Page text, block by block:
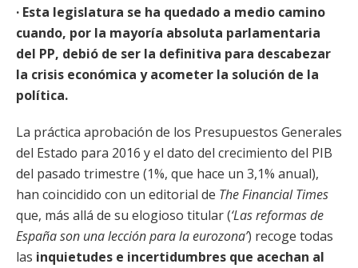
· Esta legislatura se ha quedado a medio camino
cuando, por la mayoría absoluta parlamentaria
del PP, debió de ser la definitiva para descabezar
la crisis económica y acometer la solución de la
política.
La práctica aprobación de los Presupuestos Generales
del Estado para 2016 y el dato del crecimiento del PIB
del pasado trimestre (1%, que hace un 3,1% anual),
han coincidido con un editorial de The Financial Times
que, más allá de su elogioso titular (‘Las reformas de
España son una lección para la eurozona’) recoge todas
las inquietudes e incertidumbres que acechan al